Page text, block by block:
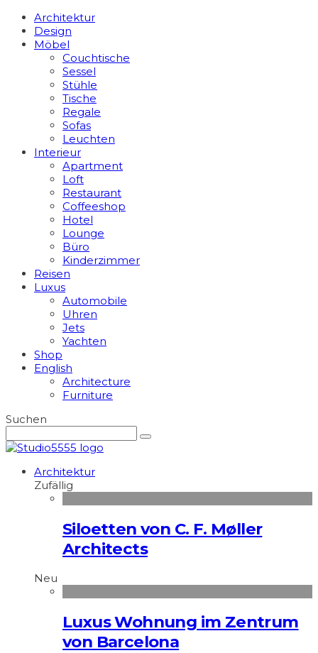
Architektur
Design
Möbel
Couchtische
Sessel
Stühle
Tische
Regale
Sofas
Leuchten
Interieur
Apart­ment
Loft
Restaurant
Coffeeshop
Hotel
Lounge
Büro
Kinderzimmer
Reisen
Luxus
Automobile
Uhren
Jets
Yachten
Shop
English
Architecture
Furniture
Suchen
Architektur
Zufällig
Siloetten von C. F. Møller
Architects
Neu
Luxus Wohnung im Zentrum
von Barcelona